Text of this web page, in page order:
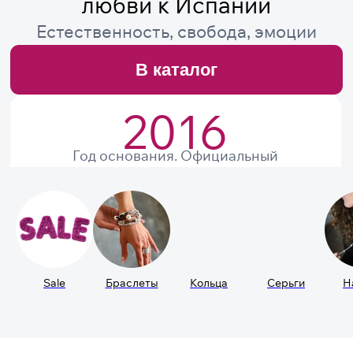
Sale Браслеты Кольца Серьги